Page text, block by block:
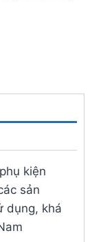
kiện
sản
dụng, khá